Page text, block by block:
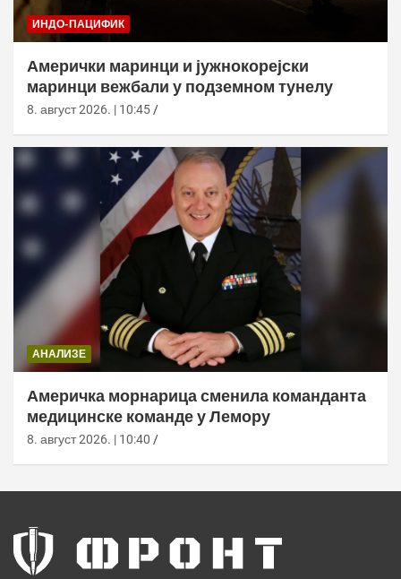
ИНДО-ПАЦИФИК
Амерички маринци и јужнокорејски
маринци вежбали у подземном тунелу
8. август 2026. | 10:45
АНАЛИЗЕ
Америчка морнарица сменила команданта
медицинске команде у Лемору
8. август 2026. | 10:40